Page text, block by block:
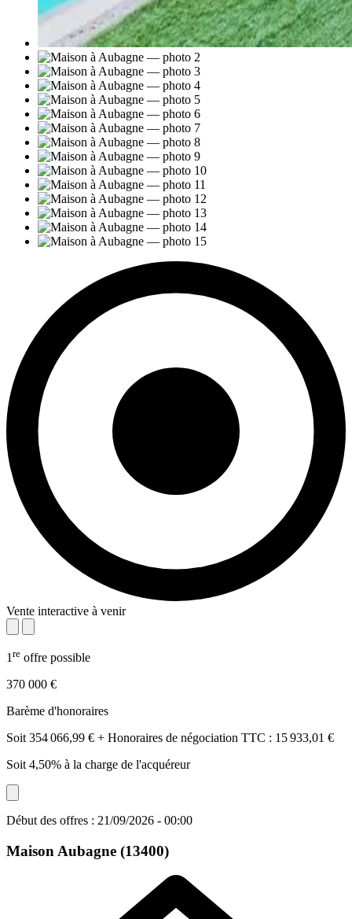
Vente interactive à venir
1 re offre possible
370 000 €
Barème d'honoraires
Soit 354 066,99 € + Honoraires de négociation TTC : 15 933,01 €
Soit 4,50% à la charge de l'acquéreur
Début des offres : 21/09/2026 - 00:00
Maison Aubagne (13400)